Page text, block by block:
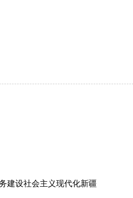
建设社会主义现代化新疆